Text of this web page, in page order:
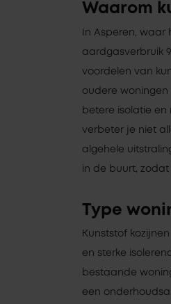
Waarom
In Asperen, waar
aardgasverbruik
voordelen van
oudere woningen
betere isolatie en
verbeter je niet
algehele
in de buurt, zodat
Type
Kunststof
en sterke
bestaande
een